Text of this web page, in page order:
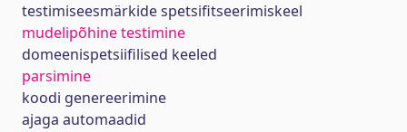
testimiseesmärkide spetsifitseerimiskeel
mudelipõhine testimine
domeenispetsiifilised keeled
parsimine
koodi genereerimine
ajaga automaadid